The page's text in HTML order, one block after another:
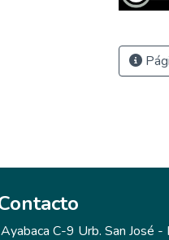
C-9 Urb. San José -